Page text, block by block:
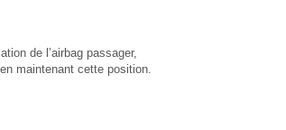
de l’airbag passager,
maintenant cette position.